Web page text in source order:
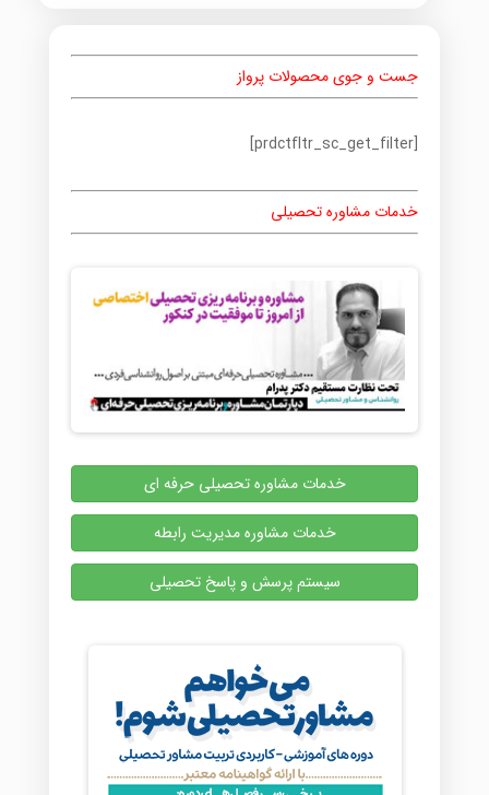
جست و جوی محصولات پرواز
[prdctfltr_sc_get_filter]
خدمات مشاوره تحصیلی
خدمات مشاوره تحصیلی حرفه ای
خدمات مشاوره مدیریت رابطه
سیستم پرسش و پاسخ تحصیلی